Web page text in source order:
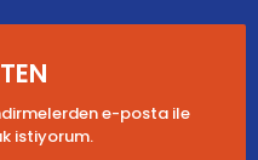
e-posta ile
istiyorum.